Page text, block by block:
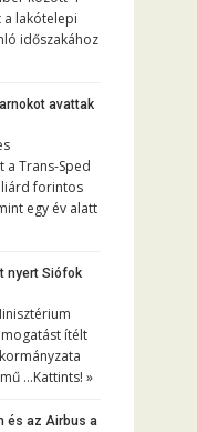
a lakótelepi
időszakához
avattak
Trans-Sped
forintos
egy év alatt
nyert Siófok
ítélt
…Kattints! »
és az Airbus a